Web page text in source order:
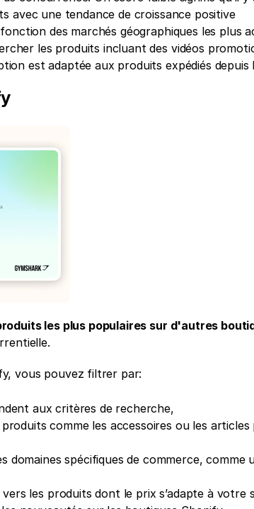
avec une tendance de croissance positive
des marchés géographiques les plus
les produits incluant des vidéos
est adaptée aux produits expédiés depuis
les plus populaires sur d'autres
vous pouvez filtrer par:
aux critères de recherche,
comme les accessoires ou les
spécifiques de commerce, comme
les produits dont le prix s’adapte à votre